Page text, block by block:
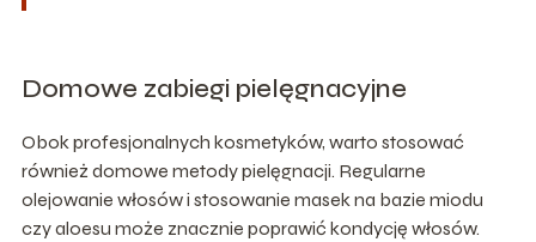
Domowe zabiegi pielęgnacyjne
Obok profesjonalnych kosmetyków, warto stosować
również domowe metody pielęgnacji. Regularne
olejowanie włosów i stosowanie masek na bazie miodu
czy aloesu może znacznie poprawić kondycję włosów.